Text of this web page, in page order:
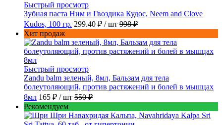
Быстрый просмотр
Зубная паста Ним и Гвоздика Кудос, Neem and Clove
Kudos, 100 гр. 299.40 ₽ / шт 998 ₽
Хит продаж
Быстрый просмотр
Zandu balm зеленый, 8мл, Бальзам для тела
болеутоляющий, против растяжений и болей в мышцах
8мл 165 ₽ / шт 550 ₽
Рекомендуем